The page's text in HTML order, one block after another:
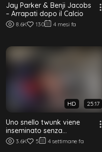
Jay Parker & Benji Jacobs
– Arrapati dopo il Calcio
8.6K 130 4 mesi fa
HD 25:17
Uno snello twunk viene
inseminato senza
preservativo da un fusto
muscoloso in un p...
3.6K 5 4 settimane fa